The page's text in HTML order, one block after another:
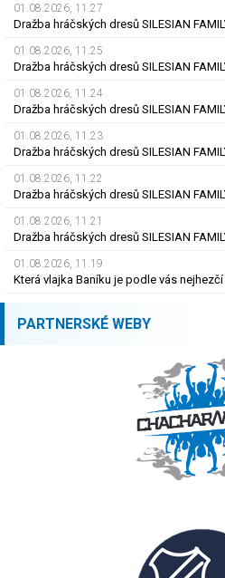
01.08.2026, 11.27
Dražba hráčských dresů SILESIAN
01.08.2026, 11.25
Dražba hráčských dresů SILESIAN
01.08.2026, 11.24
Dražba hráčských dresů SILESIAN
01.08.2026, 11.23
01.08.2026, 11.22
Dražba hráčských dresů SILESIAN
01.08.2026, 11.21
Dražba hráčských dresů SILESIAN
01.08.2026, 11.19
Která vlajka Baníku je podle vás nejhezčí
PARTNERSKÉ WEBY